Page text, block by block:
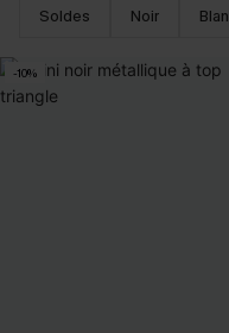
Soldes Noir
-10%